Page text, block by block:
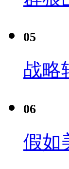
05
战略
06
假如